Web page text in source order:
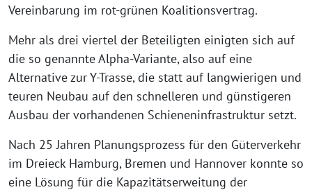
Vereinbarung im rot-grünen Koalitionsvertrag.
Mehr als drei viertel der Beteiligten einigten sich auf
die so genannte Alpha-Variante, also auf eine
Alternative zur Y-Trasse, die statt auf langwierigen und
teuren Neubau auf den schnelleren und günstigeren
Ausbau der vorhandenen Schieneninfrastruktur setzt.
Nach 25 Jahren Planungsprozess für den Güterverkehr
im Dreieck Hamburg, Bremen und Hannover konnte so
eine Lösung für die Kapazitätserweitung der